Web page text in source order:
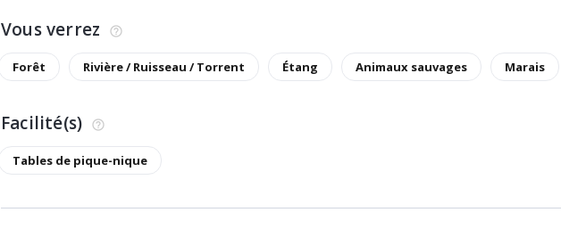
Vous verrez
Forêt Rivière / Ruisseau / Torrent Étang Animaux sauvages Marais
Facilité(s)
Tables de pique-nique